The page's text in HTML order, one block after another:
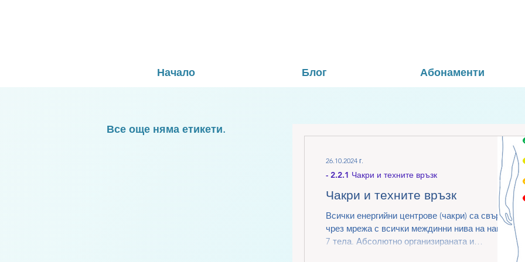
Начало Блог Абонаменти
Все още няма етикети.
Чакри и техните връзк
Всички енергийни центрове (чакри) са свързани
чрез мрежа с всички междинни нива на нашите
7 тела. Абсолютно организираната и
- 2.2.1 Чакри и техните връзк
26.10.2024 г.